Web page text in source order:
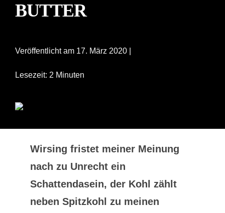
BUTTER
Veröffentlicht am 17. März 2020 |
Lesezeit: 2 Minuten
Wirsing fristet meiner Meinung
nach zu Unrecht ein
Schattendasein, der Kohl zählt
neben Spitzkohl zu meinen